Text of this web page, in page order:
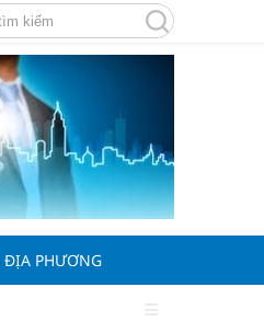
ĐỊA PHƯƠNG